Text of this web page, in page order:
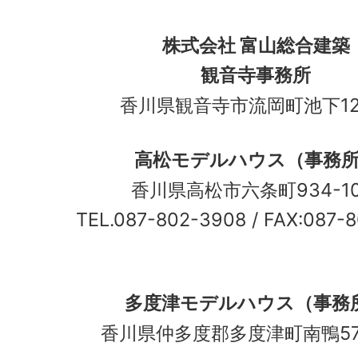
株式会社 富山総合建築
観音寺事務所
香川県観音寺市流岡町池下
高松モデルハウス（事務
香川県高松市六条町
TEL.087-802-3908 / FAX:087-
多度津モデルハウス（事務
香川県仲多度郡多度津町南